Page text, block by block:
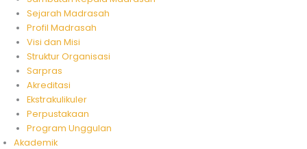
Sejarah Madrasah
Profil Madrasah
Visi dan Misi
Struktur Organisasi
Sarpras
Akreditasi
Ekstrakulikuler
Perpustakaan
Program Unggulan
Akademik